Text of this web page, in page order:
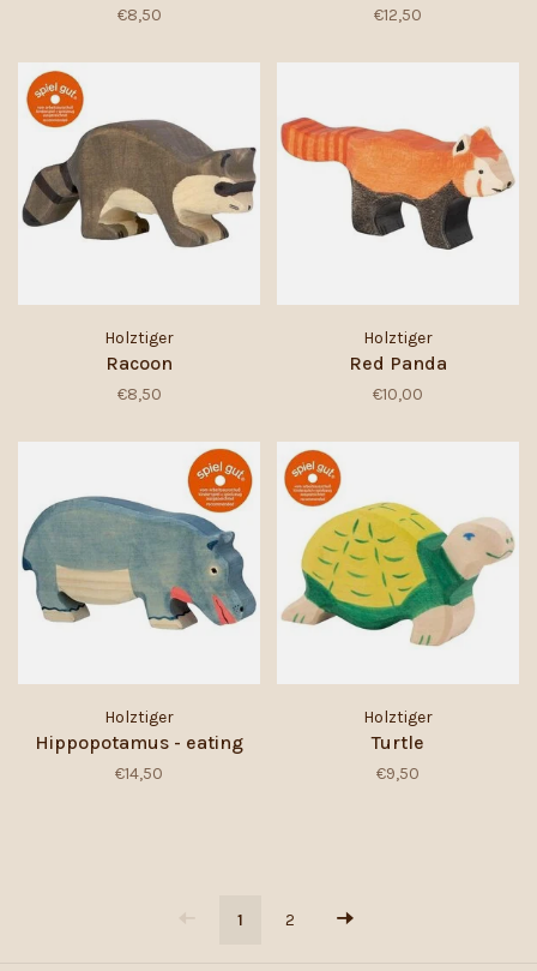
€8,50 €12,50
Holztiger
Racoon
€8,50
Holztiger
Red Panda
€10,00
Holztiger
Hippopotamus - eating
€14,50
Holztiger
Turtle
€9,50
1 2